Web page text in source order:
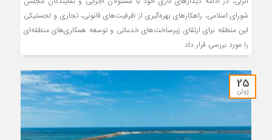
شورای اسلامی، راهکارهای بهره‌گیری از ظرفیت‌های قانونی، تجاری و لجستیکی
این منطقه برای ارتقای زیرساخت‌های خدماتی و توسعه همکاری‌های منطقه‌ای
را مورد بررسی قرار داد.
25
ژوئن